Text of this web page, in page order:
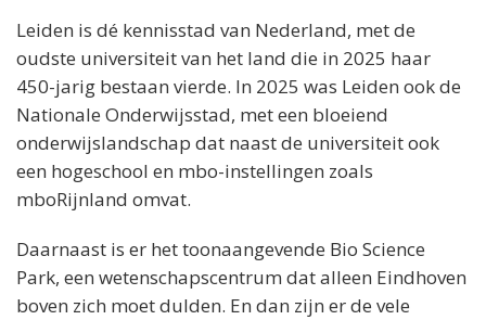
Leiden is dé kennisstad van Nederland, met de
oudste universiteit van het land die in 2025 haar
450-jarig bestaan vierde. In 2025 was Leiden ook de
Nationale Onderwijsstad, met een bloeiend
onderwijslandschap dat naast de universiteit ook
een hogeschool en mbo-instellingen zoals
mboRijnland omvat.
Daarnaast is er het toonaangevende Bio Science
Park, een wetenschapscentrum dat alleen Eindhoven
boven zich moet dulden. En dan zijn er de vele